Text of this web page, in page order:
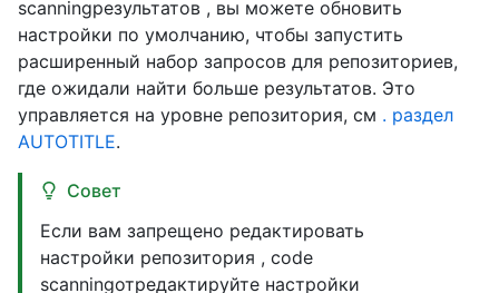
scanningрезультатов , вы можете обновить
настройки по умолчанию, чтобы запустить
расширенный набор запросов для репозиториев,
где ожидали найти больше результатов. Это
управляется на уровне репозитория, см . раздел
AUTOTITLE.
Совет
Если вам запрещено редактировать
настройки репозитория , code
scanningотредактируйте настройки